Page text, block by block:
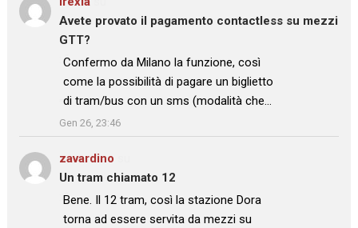
Avete provato il pagamento contactless su mezzi
GTT?
: “
Confermo da Milano la funzione, così
come la possibilità di pagare un biglietto
di tram/bus con un sms (modalità che…
”
Gen 26, 23:46
zavardino
Un tram chiamato 12
: “
Bene. Il 12 tram, così la stazione Dora
torna ad essere servita da mezzi su